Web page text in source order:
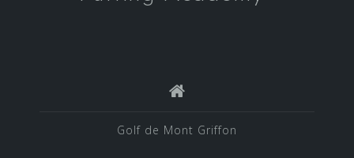
Golf de Mont Griffon